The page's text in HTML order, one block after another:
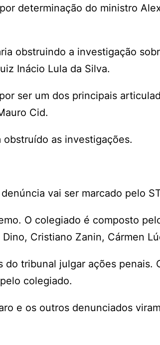
determinação do ministro
obstruindo a investigação
Inácio Lula da Silva.
ser um dos principais
Cid.
as investigações.
vai ser marcado pelo
O colegiado é composto
Cristiano Zanin, Cármen
tribunal julgar ações penais.
colegiado.
e os outros denunciados